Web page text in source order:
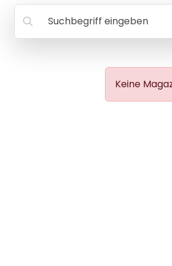
Suchbegriff eingeben
Keine